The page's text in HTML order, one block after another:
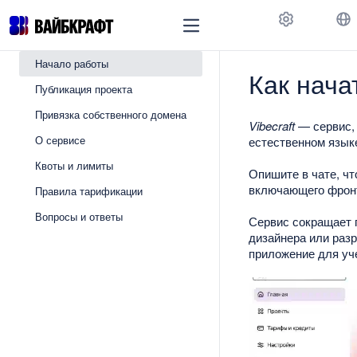
Code Assistant Vibecraft
Начало работы
Публикация проекта
Привязка собственного домена
О сервисе
Квоты и лимиты
Правила тарификации
Вопросы и ответы
Как
Vibecraft— сервис,
естественном
Опишите в чате,
включающего
Сервис сокращает
дизайнера или
приложение для